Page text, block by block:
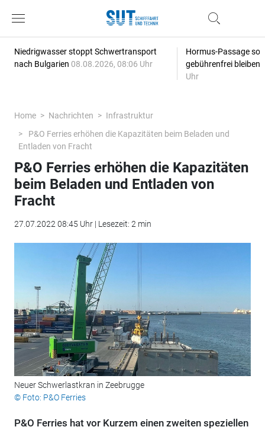
Niedrigwasser stoppt Schwertransport
nach Bulgarien 08.08.2026, 08:06 Uhr
Hormus-Passage
gebührenfrei bleiben
Uhr
Home Nachrichten
Infrastruktur
P&O Ferries erhöhen die Kapazitäten beim Beladen und
Entladen von Fracht
P&O Ferries erhöhen die Kapazitäten
beim Beladen und Entladen von
Fracht
27.07.2022 08:45 Uhr | Lesezeit: 2 min
Neuer Schwerlastkran in Zeebrugge
© Foto: P&O Ferries
P&O Ferries hat vor Kurzem einen zweiten speziellen